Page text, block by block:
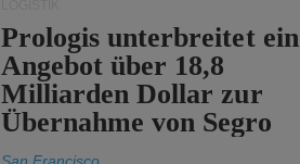
Prologis unterbreitet ein
Angebot über 18,8
Milliarden Dollar zur
Übernahme von Segro